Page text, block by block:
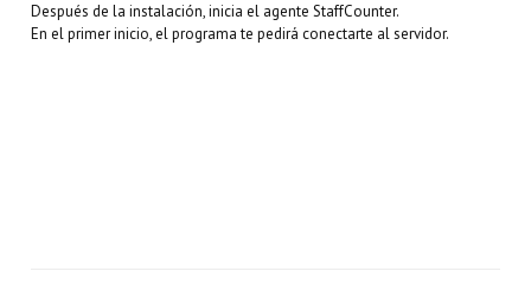
Después de la instalación, inicia el agente StaffCounter.
En el primer inicio, el programa te pedirá conectarte al servidor.